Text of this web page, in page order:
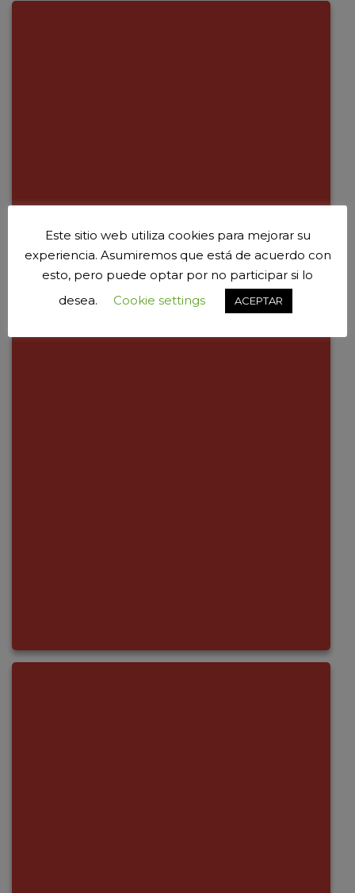
Este sitio web utiliza cookies para mejorar su
experiencia. Asumiremos que está de acuerdo con
esto, pero puede optar por no participar si lo
desea.
Cookie settings ACEPTAR